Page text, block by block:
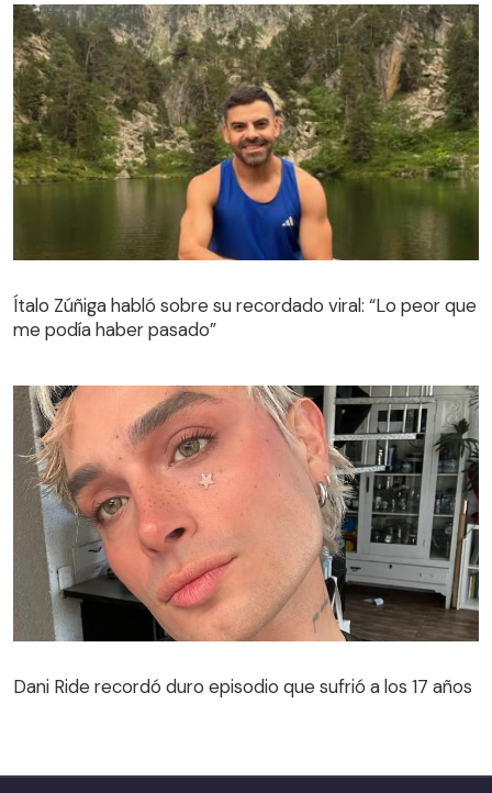
Ítalo Zúñiga habló sobre su recordado viral: “Lo peor que
me podía haber pasado”
Dani Ride recordó duro episodio que sufrió a los 17 años